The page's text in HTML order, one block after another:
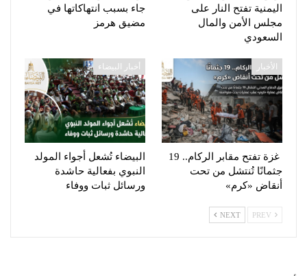
اليمنية تفتح النار على
مجلس الأمن والمال
السعودي
جاء بسبب انتهاكاتها في
مضيق هرمز
الأخبار
غزة تفتح مقابر الركام.. 19
جثمانًا تُنتشل من تحت
أنقاض «كرم»
أخبار البيضاء
البيضاء تُشعل أجواء المولد
النبوي بفعالية حاشدة
ورسائل ثبات ووفاء
NEXT